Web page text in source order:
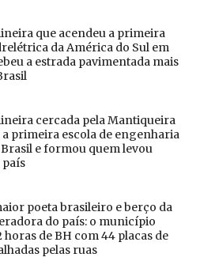
que acendeu a primeira
da América do Sul em
a estrada pavimentada mais
cercada pela Mantiqueira
primeira escola de engenharia
e formou quem levou
país
poeta brasileiro e berço da
do país: o município
horas de BH com 44 placas de
pelas ruas